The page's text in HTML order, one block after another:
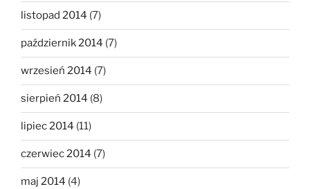
listopad 2014 (7)
październik 2014 (7)
wrzesień 2014 (7)
sierpień 2014 (8)
lipiec 2014 (11)
czerwiec 2014 (7)
maj 2014 (4)